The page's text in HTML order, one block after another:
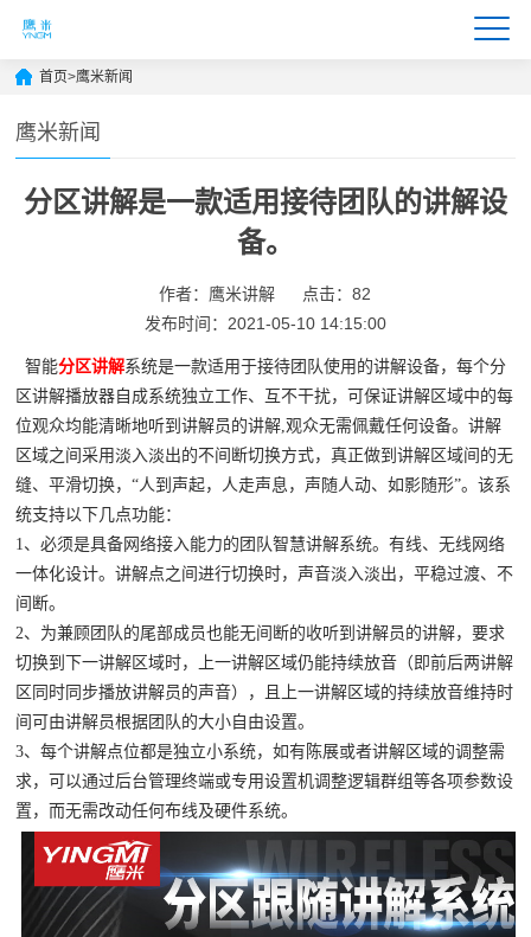
首页>鹰米新闻
鹰米新闻
分区讲解是一款适用接待团队的讲解设
备。
作者：鹰米讲解
点击：82
发布时间：2021-05-10 14:15:00
智能分区讲解系统是一款适用于接待团队使用的讲解设备，每个分
区讲解播放器自成系统独立工作、互不干扰，可保证讲解区域中的每
位观众均能清晰地听到讲解员的讲解,观众无需佩戴任何设备。讲解
区域之间采用淡入淡出的不间断切换方式，真正做到讲解区域间的无
缝、平滑切换，“人到声起，人走声息，声随人动、如影随形”。该系
统支持以下几点功能：
1、必须是具备网络接入能力的团队智慧讲解系统。有线、无线网络
一体化设计。讲解点之间进行切换时，声音淡入淡出，平稳过渡、不
间断。
2、为兼顾团队的尾部成员也能无间断的收听到讲解员的讲解，要求
切换到下一讲解区域时，上一讲解区域仍能持续放音（即前后两讲解
区同时同步播放讲解员的声音），且上一讲解区域的持续放音维持时
间可由讲解员根据团队的大小自由设置。
3、每个讲解点位都是独立小系统，如有陈展或者讲解区域的调整需
求，可以通过后台管理终端或专用设置机调整逻辑群组等各项参数设
置，而无需改动任何布线及硬件系统。